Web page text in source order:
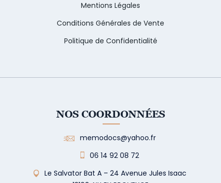
Mentions Légales
Conditions Générales de Vente
Politique de Confidentialité
NOS COORDONNÉES
memodocs@yahoo.fr
06 14 92 08 72
Le Salvator Bat A – 24 Avenue Jules Isaac